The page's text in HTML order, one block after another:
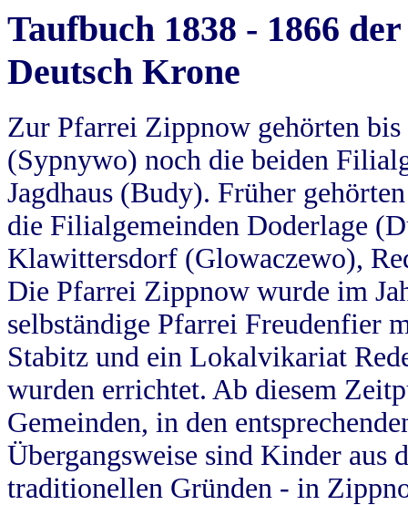
Taufbuch 1838 - 1866
Deutsch Krone
Zur Pfarrei Zippnow gehörten
(Sypnywo) noch die beiden
Jagdhaus (Budy). Früher
die Filialgemeinden Doderlage
Klawittersdorf (Glowaczewo),
Die Pfarrei Zippnow wurde im
selbständige Pfarrei Freudenfier
Stabitz und ein Lokalvikariat
wurden errichtet. Ab diesem
Gemeinden, in den
Übergangsweise sind Kinder aus
traditionellen Gründen - in